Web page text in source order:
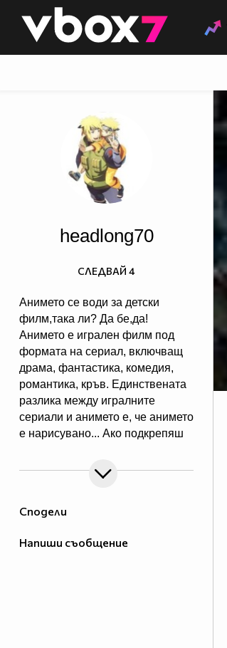
👾
Сподели
Напиши съобщение
headlong70
Анимето се води за детски
филм,така ли? Да бе,да!
Анимето е игрален филм под
формата на сериал, включващ
драма, фантастика, комедия,
романтика, кръв. Единствената
разлика между игралните
сериали и анимето е, че анимето
е нарисувано... Ако подкрепяш
в профилчето си.
СЛЕДВАЙ 4